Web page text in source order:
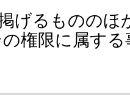
げるもののほ
権限に属する